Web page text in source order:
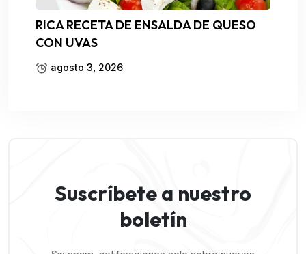
RICA RECETA DE ENSALDA DE QUESO
CON UVAS
agosto 3, 2026
Suscríbete a nuestro
boletín